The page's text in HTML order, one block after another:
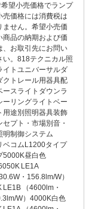
望小売価格でランプ
売価格には消費税は
ません。希望小売価
商品の納期および価
、お取引先にお問い
い。818テクニカル照
イトユニバーサルダ
クトレール用器具配
ースライトダウンラ
ーリングライトベー
用途別照明器具装飾
セプト・市場別音・
明制御システム
ベコムL1200タイプ
5000K昼白色
LE1A
・156.8lm/W）
LE1B （4600lm・
W）4000K白色